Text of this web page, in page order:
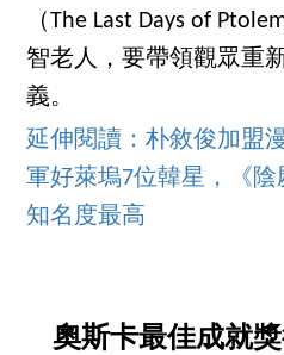
（The Last Days of
智老人，要帶領觀眾重
義。
延伸閱讀：朴敘俊加盟
軍好萊塢7位韓星，《
知名度最高
奧斯卡最佳成就